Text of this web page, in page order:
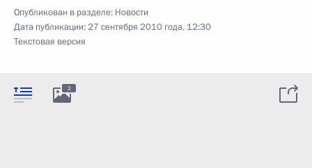
Опубликован в разделе: Новости
Дата публикации:27 сентября 2010 года, 12:30
Текстовая версия
2